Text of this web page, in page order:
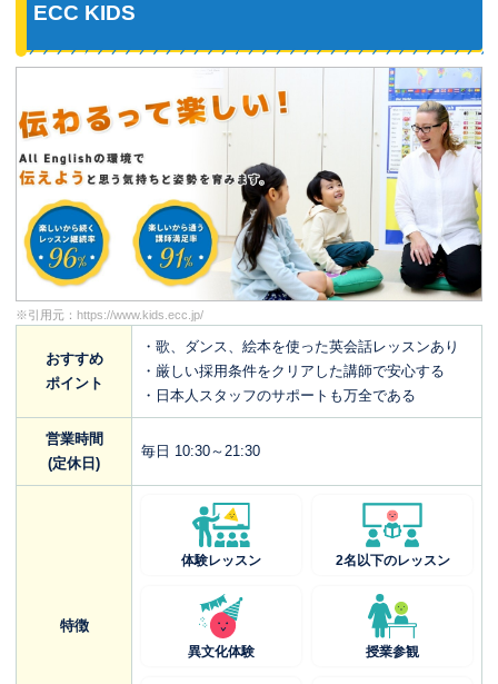
ECC KIDS
※引用元： https://www.kids.ecc.jp/
おすすめ
ポイント
・歌、ダンス、絵本を使った英会話レッスンあり
・厳しい採用条件をクリアした講師で安心する
・日本人スタッフのサポートも万全である
営業時間
(定休日)
毎日 10:30～21:30
特徴
体験レッスン 2名以下のレッスン
異文化体験 授業参観